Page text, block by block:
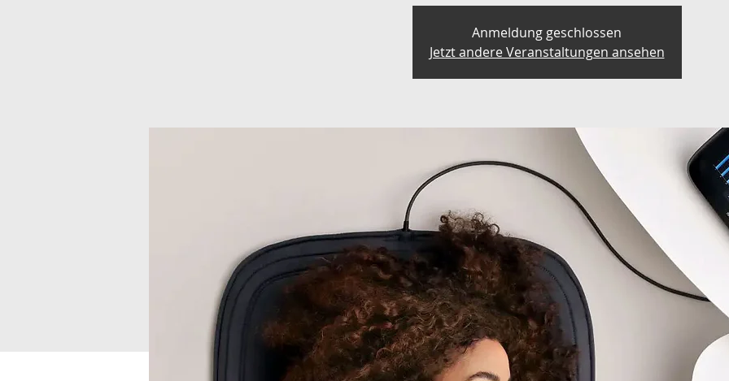
Anmeldung geschlossen
Jetzt andere Veranstaltungen ansehen